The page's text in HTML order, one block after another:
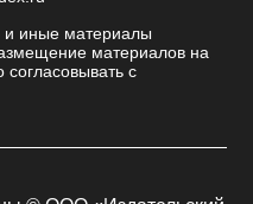
и иные материалы
материалов на
с